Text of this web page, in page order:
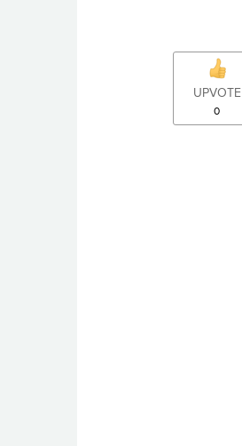
UPVOTE
0